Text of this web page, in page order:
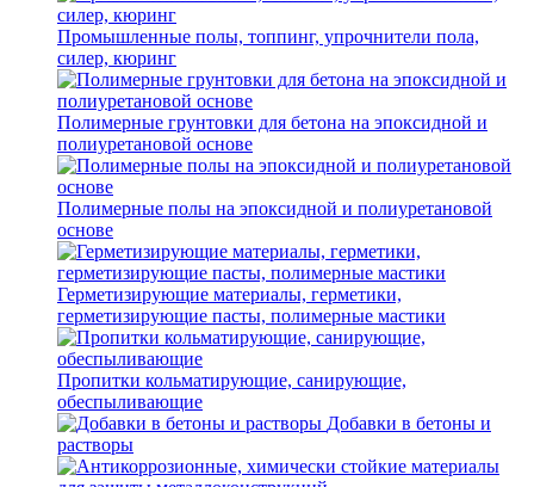
Промышленные полы, топпинг, упрочнители пола,
силер, кюринг
Полимерные грунтовки для бетона на эпоксидной и
полиуретановой основе
Полимерные полы на эпоксидной и полиуретановой
основе
Герметизирующие материалы, герметики,
герметизирующие пасты, полимерные мастики
Пропитки кольматирующие, санирующие,
обеспыливающие
Добавки в бетоны и
растворы